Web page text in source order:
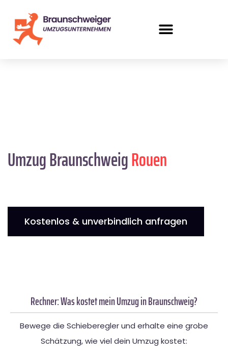
Umzug BraunschweigRouen
Kostenlos & unverbindlich anfragen
Rechner: Was kostet mein Umzug in Braunschweig?
Bewege die Schieberegler und erhalte eine grobe
Schätzung, wie viel dein Umzug kostet: